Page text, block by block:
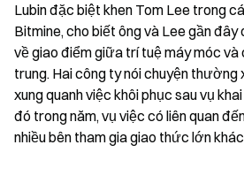
Lubin đặc biệt khen Tom Lee trong
Bitmine, cho biết ông và Lee gần đây
về giao điểm giữa trí tuệ máy móc
trung. Hai công ty nói chuyện thường
xung quanh việc khôi phục sau vụ
đó trong năm, vụ việc có liên quan
nhiều bên tham gia giao thức lớn